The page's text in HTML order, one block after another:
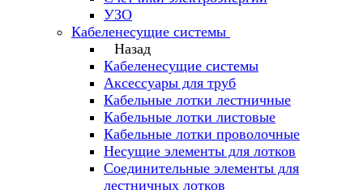
УЗО
Кабеленесущие системы
Назад
Кабеленесущие системы
Аксессуары для труб
Кабельные лотки лестничные
Кабельные лотки листовые
Кабельные лотки проволочные
Несущие элементы для лотков
Соединительные элементы для
лестничных лотков